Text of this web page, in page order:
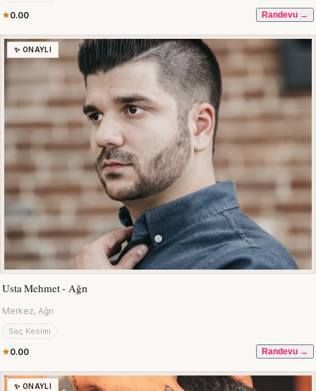
0.00 Randevu →
✨ ONAYLI
Usta Mehmet - Ağrı
Merkez, Ağrı
Saç Kesimi
0.00 Randevu →
✨ ONAYLI